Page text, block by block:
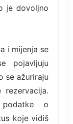
je dovoljno
i mijenja se
pojavljuju
se ažuriraju
podatke o
koje vidiš